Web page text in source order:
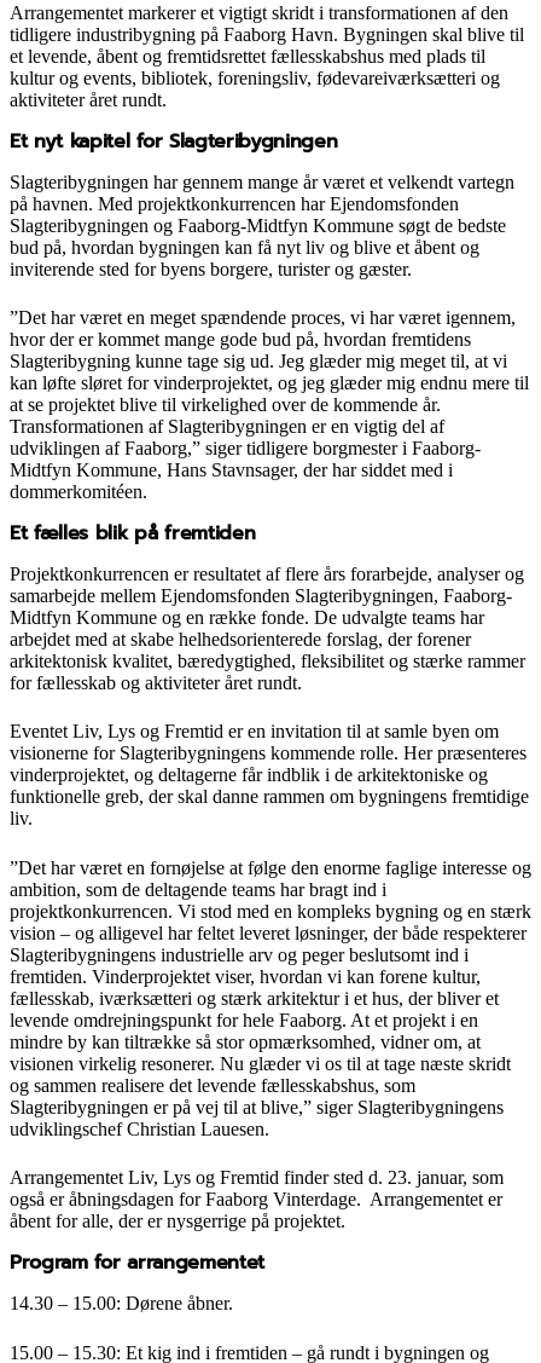
Arrangementet markerer et vigtigt skridt i transformationen af den
tidligere industribygning på Faaborg Havn. Bygningen skal blive til
et levende, åbent og fremtidsrettet fællesskabshus med plads til
kultur og events, bibliotek, foreningsliv, fødevareiværksætteri og
aktiviteter året rundt.
Et nyt kapitel for Slagteribygningen
Slagteribygningen har gennem mange år været et velkendt vartegn
på havnen. Med projektkonkurrencen har Ejendomsfonden
Slagteribygningen og Faaborg-Midtfyn Kommune søgt de bedste
bud på, hvordan bygningen kan få nyt liv og blive et åbent og
inviterende sted for byens borgere, turister og gæster.
”Det har været en meget spændende proces, vi har været igennem,
hvor der er kommet mange gode bud på, hvordan fremtidens
Slagteribygning kunne tage sig ud. Jeg glæder mig meget til, at vi
kan løfte sløret for vinderprojektet, og jeg glæder mig endnu mere til
at se projektet blive til virkelighed over de kommende år.
Transformationen af Slagteribygningen er en vigtig del af
udviklingen af Faaborg,” siger tidligere borgmester i Faaborg-
Midtfyn Kommune, Hans Stavnsager, der har siddet med i
dommerkomitéen.
Et fælles blik på fremtiden
Projektkonkurrencen er resultatet af flere års forarbejde, analyser og
samarbejde mellem Ejendomsfonden Slagteribygningen, Faaborg-
Midtfyn Kommune og en række fonde. De udvalgte teams har
arbejdet med at skabe helhedsorienterede forslag, der forener
arkitektonisk kvalitet, bæredygtighed, fleksibilitet og stærke rammer
for fællesskab og aktiviteter året rundt.
Eventet Liv, Lys og Fremtid er en invitation til at samle byen om
visionerne for Slagteribygningens kommende rolle. Her præsenteres
vinderprojektet, og deltagerne får indblik i de arkitektoniske og
funktionelle greb, der skal danne rammen om bygningens fremtidige
liv.
”Det har været en fornøjelse at følge den enorme faglige interesse og
ambition, som de deltagende teams har bragt ind i
projektkonkurrencen. Vi stod med en kompleks bygning og en stærk
vision – og alligevel har feltet leveret løsninger, der både respekterer
Slagteribygningens industrielle arv og peger beslutsomt ind i
fremtiden. Vinderprojektet viser, hvordan vi kan forene kultur,
fællesskab, iværksætteri og stærk arkitektur i et hus, der bliver et
levende omdrejningspunkt for hele Faaborg. At et projekt i en
mindre by kan tiltrække så stor opmærksomhed, vidner om, at
visionen virkelig resonerer. Nu glæder vi os til at tage næste skridt
og sammen realisere det levende fællesskabshus, som
Slagteribygningen er på vej til at blive,” siger Slagteribygningens
udviklingschef Christian Lauesen.
Arrangementet Liv, Lys og Fremtid finder sted d. 23. januar, som
også er åbningsdagen for Faaborg Vinterdage. Arrangementet er
åbent for alle, der er nysgerrige på projektet.
Program for arrangementet
14.30 – 15.00: Dørene åbner.
15.00 – 15.30: Et kig ind i fremtiden – gå rundt i bygningen og